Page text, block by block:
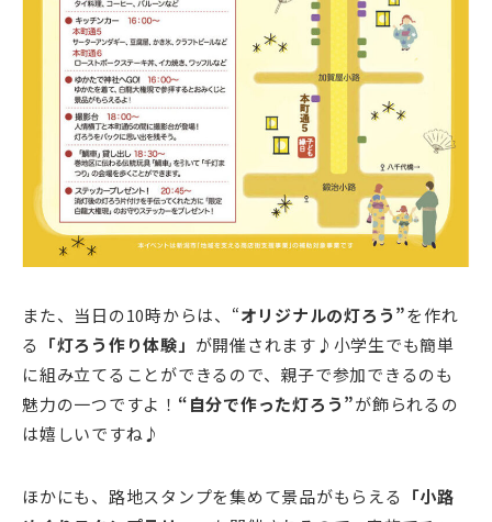
また、当日の10時からは、“オリジナルの灯ろう”を作れ
る
「灯ろう作り体験」 が開催されます♪小学生でも簡単
に組み立てることができるので、親子で参加できるのも
魅力の一つですよ！ “自分で作った灯ろう”が飾られるの
は嬉しいですね♪
ほかにも、路地スタンプを集めて景品がもらえる
「小路